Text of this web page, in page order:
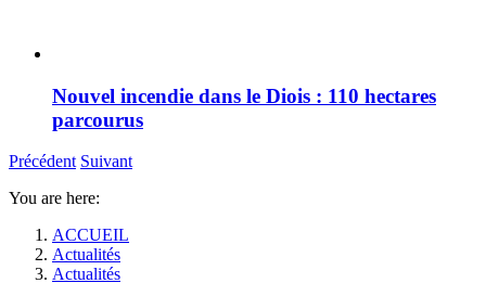
Nouvel incendie dans le Diois : 110 hectares
parcourus
Précédent Suivant
You are here:
ACCUEIL
Actualités
Actualités